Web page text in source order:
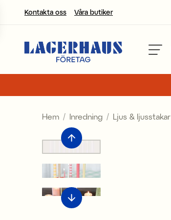
Kontakta oss Våra butiker
Välj språk / valuta
FI / EUR
NO / NKR
SE / SEK
Hem Inredning Ljus & ljusstakar